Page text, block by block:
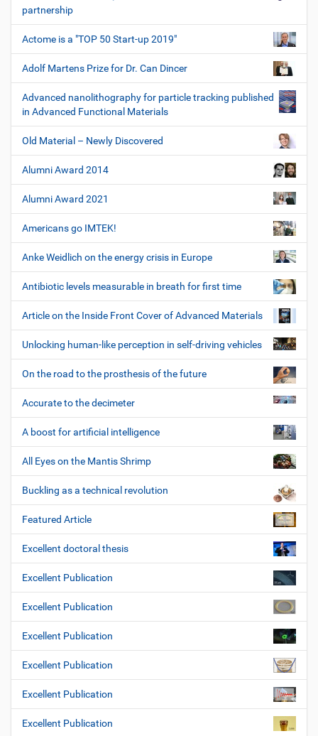
partnership
Actome is a "TOP 50 Start-up 2019"
Adolf Martens Prize for Dr. Can Dincer
Advanced nanolithography for particle tracking published
in Advanced Functional Materials
Old Material – Newly Discovered
Alumni Award 2014
Alumni Award 2021
Americans go IMTEK!
Anke Weidlich on the energy crisis in Europe
Antibiotic levels measurable in breath for first time
Article on the Inside Front Cover of Advanced Materials
Unlocking human-like perception in self-driving vehicles
On the road to the prosthesis of the future
Accurate to the decimeter
A boost for artificial intelligence
All Eyes on the Mantis Shrimp
Buckling as a technical revolution
Featured Article
Excellent doctoral thesis
Excellent Publication
Excellent Publication
Excellent Publication
Excellent Publication
Excellent Publication
Excellent Publication